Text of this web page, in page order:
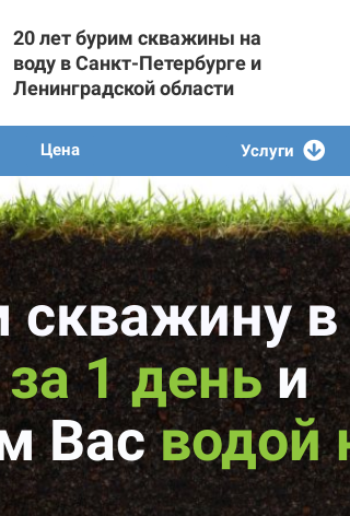
20 лет бурим скважины на
воду в Санкт-Петербурге и
Ленинградской области
Цена Услуги
скважину в
за 1 день и
Васводой